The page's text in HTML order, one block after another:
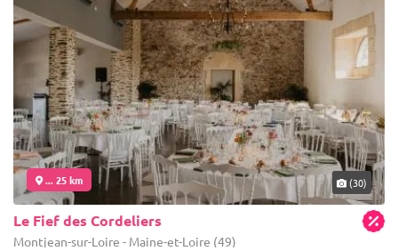
... 25 km (30)
Le Fief des Cordeliers
Montjean-sur-Loire - Maine-et-Loire (49)